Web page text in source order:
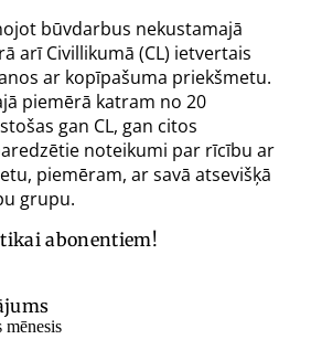
būvdarbus nekustamajā
arī Civillikumā (CL) ietvertais
ar kopīpašuma priekšmetu.
piemērā katram no 20
gan CL, gan citos
noteikumi par rīcību ar
piemēram, ar savā atsevišķā
grupu.
abonentiem!
mēnesis